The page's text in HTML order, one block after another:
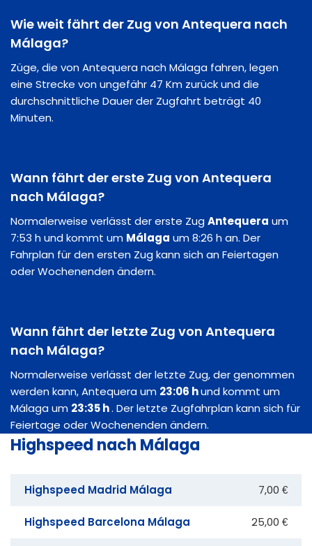
Wie weit fährt der Zug von Antequera nach
Málaga?
Züge, die von Antequera nach Málaga fahren, legen
eine Strecke von ungefähr 47 Km zurück und die
durchschnittliche Dauer der Zugfahrt beträgt 40
Minuten.
Wann fährt der erste Zug von Antequera
nach Málaga?
Normalerweise verlässt der erste ZugAntequera um
7:53 h und kommt um Málaga um 8:26 h an. Der
Fahrplan für den ersten Zug kann sich an Feiertagen
oder Wochenenden ändern.
Wann fährt der letzte Zug von Antequera
nach Málaga?
Normalerweise verlässt der letzte Zug, der genommen
werden kann, Antequera um 23:06 hund kommt um
Málaga um 23:35 h. Der letzte Zugfahrplan kann sich für
Feiertage oder Wochenenden ändern.
Highspeed nach Málaga
Highspeed Madrid Málaga 7,00 €
Highspeed Barcelona Málaga 25,00 €